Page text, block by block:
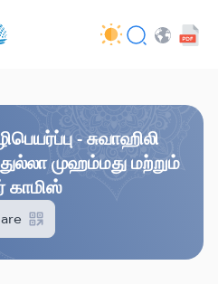
- API
- சுவாஹிலி
முஹம்மது மற்றும்
காமிஸ்